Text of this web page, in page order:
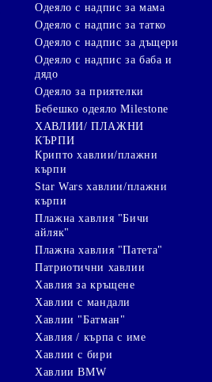
Одеяло с надпис за мама
Одеяло с надпис за татко
Одеяло с надпис за дъщери
Одеяло с надпис за баба и
дядо
Одеяло за приятелки
Бебешко одеяло Milestone
ХАВЛИИ/ ПЛАЖНИ
КЪРПИ
Крипто хавлии/плажни
кърпи
Star Wars хавлии/плажни
кърпи
Плажна хавлия "Бичи
айляк"
Плажна хавлия "Патета"
Патриотични хавлии
Хавлия за кръщене
Хавлии с мандали
Хавлии "Батман"
Хавлия / кърпа с име
Хавлии с бири
Хавлии BMW